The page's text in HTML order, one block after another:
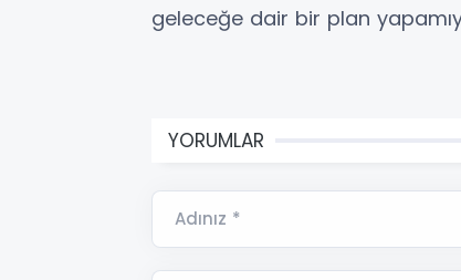
geleceğe dair bir plan
YORUMLAR
Adınız *